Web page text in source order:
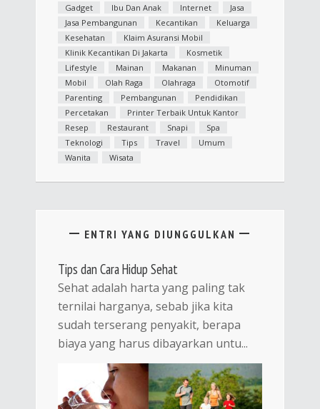
Gadget Ibu Dan Anak Internet
Jasa
Jasa Pembangunan
Kecantikan
Keluarga
Kesehatan
Klaim Asuransi Mobil
Klinik Kecantikan Di Jakarta
Kosmetik
Lifestyle
Mainan Makanan
Minuman
Mobil
Olah Raga Olahraga
Otomotif
Parenting
Pembangunan
Pendidikan
Percetakan
Printer Terbaik Untuk Kantor
Resep
Restaurant Snapi
Spa
Teknologi
Tips Travel
Umum
Wanita
Wisata
ENTRI YANG DIUNGGULKAN
Tips dan Cara Hidup Sehat
Sehat adalah harta yang paling tak
ternilai harganya, sebab jika kita
sudah terserang penyakit, berapa
biaya yang harus dibayarkan untu...